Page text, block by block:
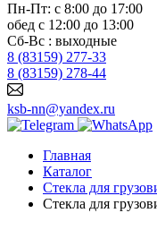
Пн-Пт: с 8:00 до 17:00
обед с 12:00 до 13:00
Сб-Вс : выходные
8 (83159) 277-33
8 (83159) 278-44
ksb-nn@yandex.ru
Главная
Каталог
Стекла для
Стекла для